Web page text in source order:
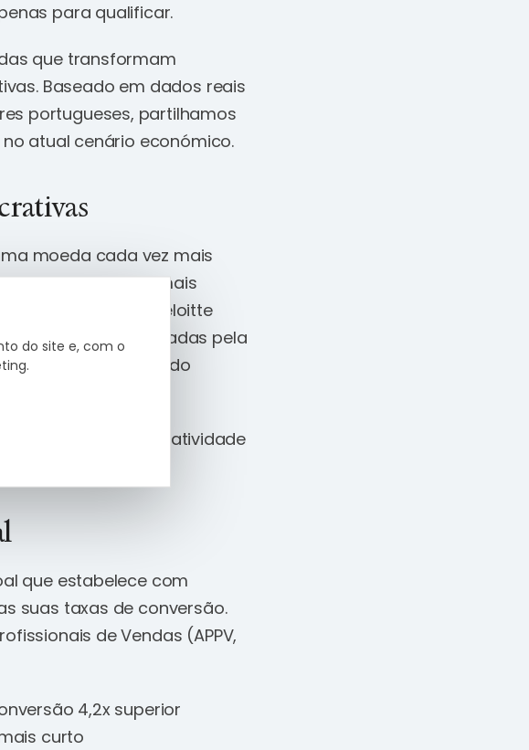
para qualificar.
que transformam
Baseado em dados reais
portugueses, partilhamos
atual cenário económico.
moeda cada vez mais
tornou-se mais
um relatório da Deloitte
43% mais influenciadas pela
ou características do
não é apenas uma atividade
que estabelece com
suas taxas de conversão.
de Vendas (APPV,
4,2x superior
curto
do site e, com o